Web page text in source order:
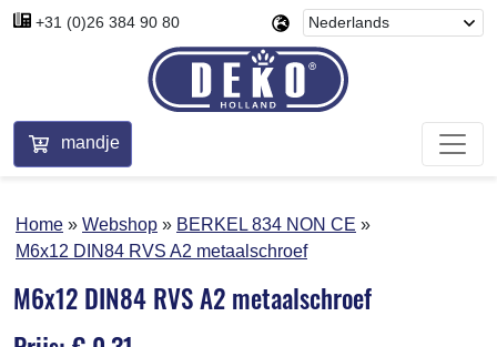
+31 (0)26 384 90 80
mandje
Home Webshop
BERKEL 834 NON CE
M6x12 DIN84 RVS A2 metaalschroef
M6x12 DIN84 RVS A2 metaalschroef